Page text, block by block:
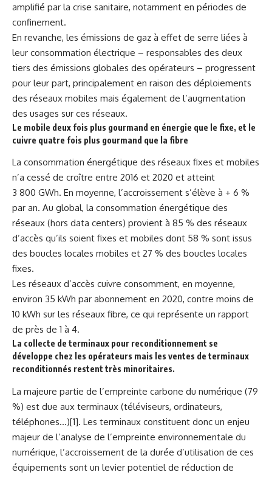
amplifié par la crise sanitaire, notamment en périodes de
confinement.
En revanche, les émissions de gaz à effet de serre liées à
leur consommation électrique – responsables des deux
tiers des émissions globales des opérateurs – progressent
pour leur part, principalement en raison des déploiements
des réseaux mobiles mais également de l’augmentation
des usages sur ces réseaux.
Le mobile deux fois plus gourmand en énergie que le fixe, et le
cuivre quatre fois plus gourmand que la fibre
La consommation énergétique des réseaux fixes et mobiles
n’a cessé de croître entre 2016 et 2020 et atteint
3 800 GWh. En moyenne, l’accroissement s’élève à + 6 %
par an. Au global, la consommation énergétique des
réseaux (hors data centers) provient à 85 % des réseaux
d’accès qu’ils soient fixes et mobiles dont 58 % sont issus
des boucles locales mobiles et 27 % des boucles locales
fixes.
Les réseaux d’accès cuivre consomment, en moyenne,
environ 35 kWh par abonnement en 2020, contre moins de
10 kWh sur les réseaux fibre, ce qui représente un rapport
de près de 1 à 4.
La collecte de terminaux pour reconditionnement se
développe chez les opérateurs mais les ventes de terminaux
reconditionnés restent très minoritaires.
La majeure partie de l’empreinte carbone du numérique (79
%) est due aux terminaux (téléviseurs, ordinateurs,
téléphones…)[1]. Les terminaux constituent donc un enjeu
majeur de l’analyse de l’empreinte environnementale du
numérique, l’accroissement de la durée d’utilisation de ces
équipements sont un levier potentiel de réduction de